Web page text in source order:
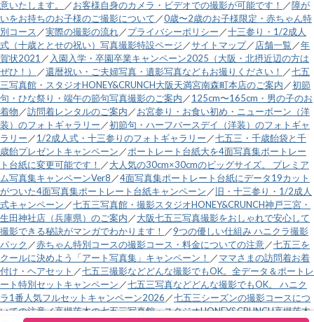
意いたします。
／お客様自身のカメラ・ビデオでの撮影が可能です！ ／障が
いをお持ちのお子様のご撮影について ／0歳〜2歳のお子様限定・赤ちゃん特
別コース ／実際の撮影の流れ／プライバシーポリシー ／十三参り・1/2成人
式（十歳ととせの祝い）写真撮影特設ページ ／サイトマップ／ 店舗一覧 ／年
賀状2021 ／ 入園入学・卒園卒業キャンペーン2025（大阪・北摂近辺の方は
ぜひ！）
／還暦祝い・ご夫婦写真・遺影写真などもお撮りください！ ／七五
三写真館・スタジオHONEY&CRUNCH大阪天満宮南森町本店のご案内 ／初節
句・ひな祭り・端午の節句写真撮影のご案内 ／125cm〜165cm・男の子のお
着物 ／訪問着レンタルのご案内 ／お宮参り・お食い初め・ニューボーン（洋
装）のフォトギャラリー ／初節句・ハーフバースデイ（洋装）のフォトギャ
ラリー ／1/2成人式・十三参りのフォトギャラリー ／七五三・千歳飴袋と千
歳飴プレゼントキャンペーン ／ポートレート台紙大を4面写真集ポートレー
ト台紙に変更可能です！ ／大人気の30cm×30cmのビッグサイズ。 プレミア
ム写真集キャンペーンVer8 ／4面写真集ポートレート台紙にデータ19カット
がついた4面写真集ポートレート台紙キャンペーン ／旧・十三参り・1/2成人
式キャンペーン ／七五三写真館・撮影スタジオHONEY&CRUNCH神戸三宮・
生田神社店（兵庫県）のご案内 ／大阪七五三写真撮影をおしゃれで安心して
撮影できる秘訣がマンガでわかります！ ／9つの優しい仕組み ハニクラ撮影
パック ／赤ちゃん特別コースの撮影コース・料金についての注意／七五三を
クールに決めよう「アート写真集」キャンペーン！ ／ママさまの訪問着お着
付け・ヘアセット ／七五三撮影などどんな撮影でもOK。全データ＆ポートレ
ート特別セットキャンペーン ／七五三写真などどんな撮影でもOK。 ハニク
ラ1番人気フルセットキャンペーン2026 ／七五三シーズンの撮影コースにつ
いての注意／高槻茨木の七五三写真館・スタジオHONEY&CRUNCH高槻茨木